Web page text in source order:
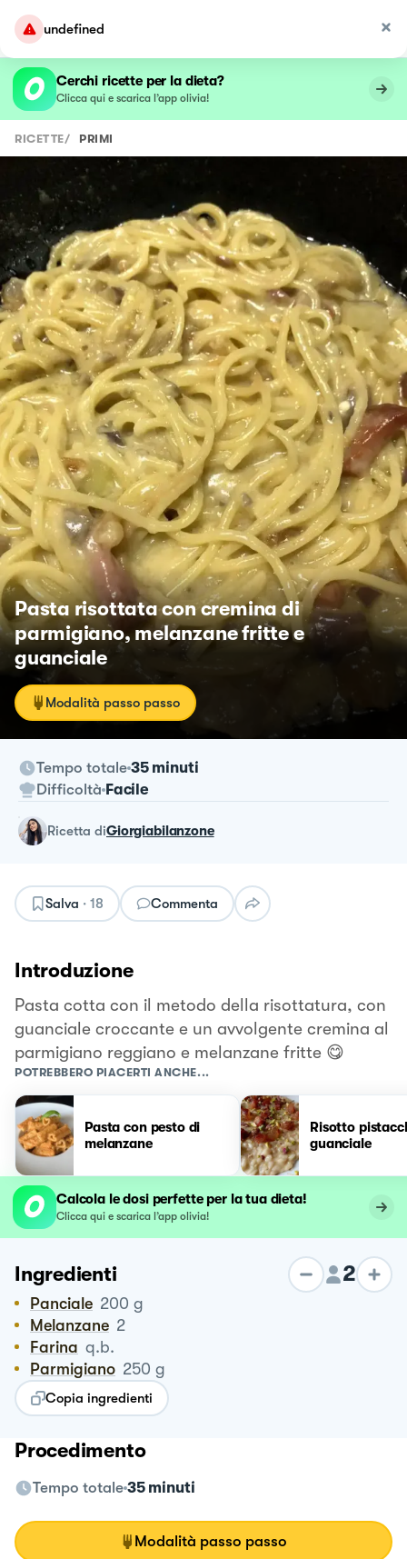
undefined
Cerchi ricette per la dieta?
Clicca qui e scarica l’app olivia!
RICETTE/ PRIMI
Pasta risottata con cremina di
parmigiano, melanzane fritte e
guanciale
Modalità passo passo
Tempo totale 35 minuti
Difficoltà Facile
ricetta diGiorgiabilanzone
Salva · 18 Commenta
Introduzione
Pasta cotta con il metodo della risottatura, con
guanciale croccante e un avvolgente cremina al
parmigiano reggiano e melanzane fritte 😋
POTREBBERO PIACERTI ANCHE...
Pasta con pesto di
melanzane
Risotto
guanciale
Calcola le dosi perfette per la tua dieta!
Clicca qui e scarica l’app olivia!
Ingredienti 2
Panciale 200 g
Melanzane 2
Farina q.b.
Parmigiano 250 g
Copia ingredienti
Procedimento
Tempo totale 35 minuti
Modalità passo passo